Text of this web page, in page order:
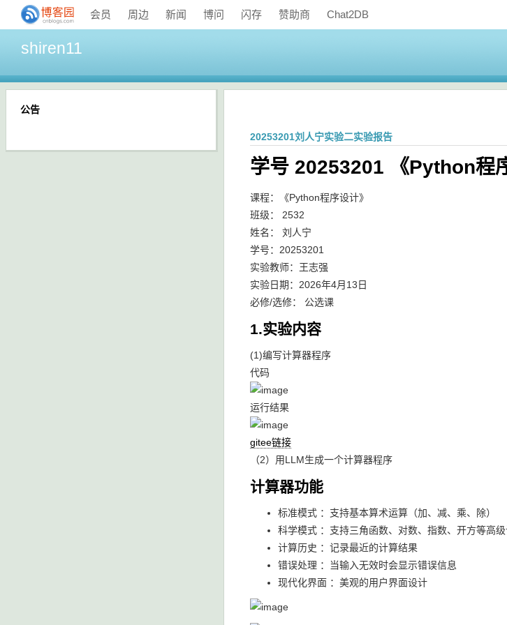
会员 周边 新闻 博问 闪存 赞助商 Chat2DB
shiren11
20253201刘人宁实验二实验报告
学号 20253201 《Python程
课程：《Python程序设计》
班级： 2532
姓名： 刘人宁
学号：20253201
实验教师：王志强
实验日期：2026年4月13日
必修/选修： 公选课
1.实验内容
(1)编写计算器程序
代码
运行结果
gitee链接
（2）用LLM生成一个计算器程序
计算器功能
标准模式 ：支持基本算术运算（加、减、乘、除）
科学模式 ：支持三角函数、对数、指数、开方等高
计算历史 ：记录最近的计算结果
错误处理 ：当输入无效时会显示错误信息
现代化界面 ：美观的用户界面设计
公告